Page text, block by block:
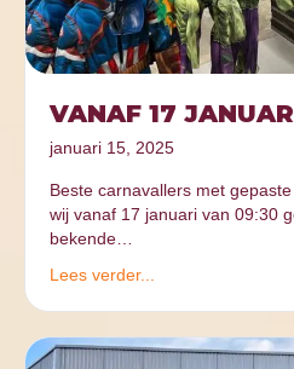
VANAF 17
januari 15, 2025
Beste carnavallers met
wij vanaf 17 januari van 09:30
bekende…
Lees verder...